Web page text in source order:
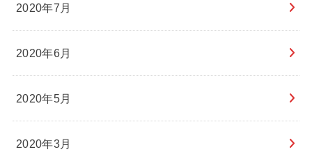
2020年7月
2020年6月
2020年5月
2020年3月